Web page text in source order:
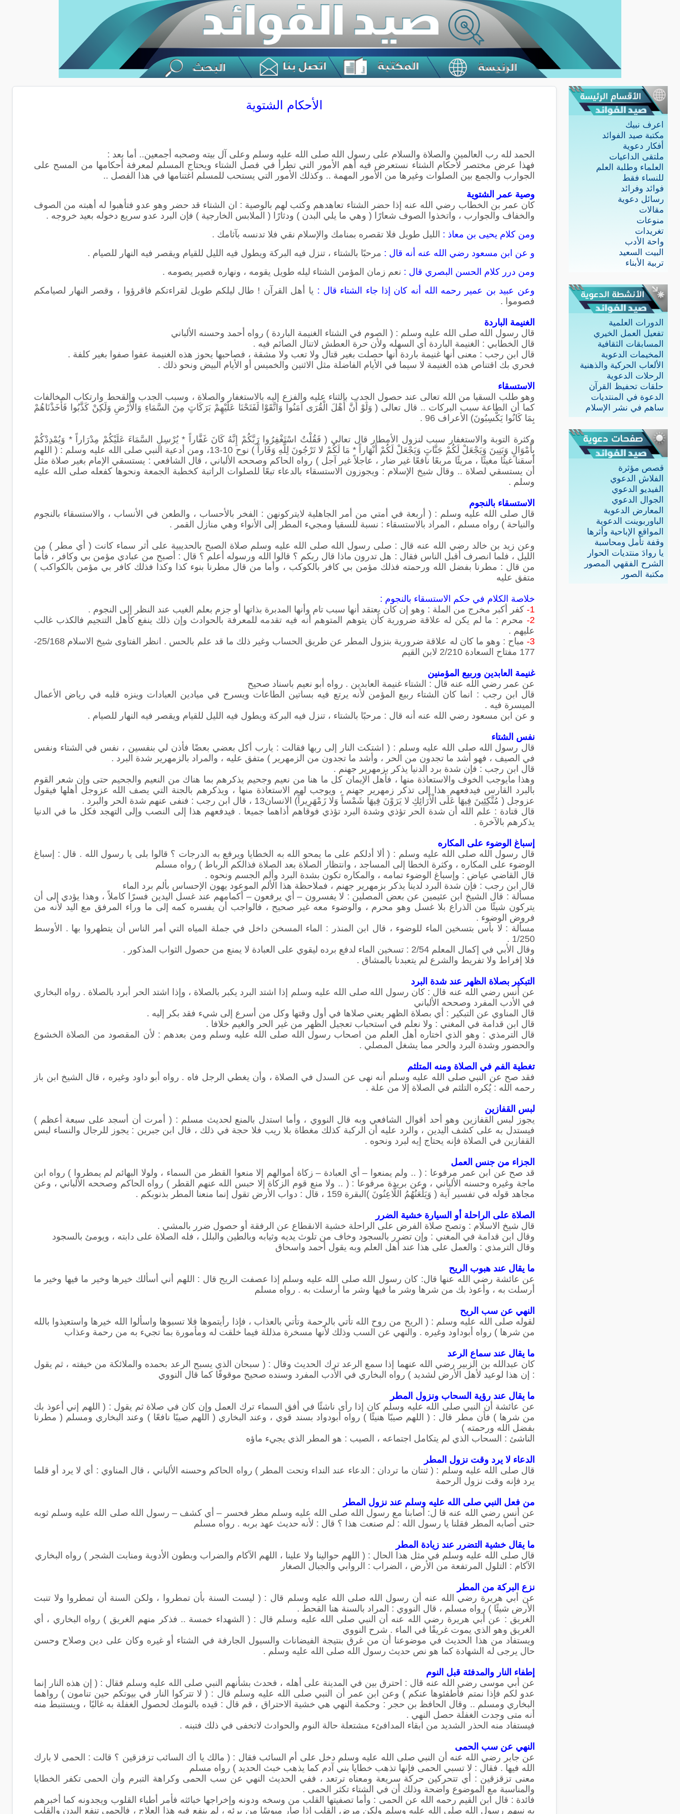
اعرف نبيك
مكتبة صيد الفوائد
أفكار دعوية
ملتقى الداعيات
العلماء وطلبة العلم
للنساء فقط
فوائد وفرائد
رسائل دعوية
مقالات
منوعات
تغريدات
واحة الأدب
البيت السعيد
تربية الأبناء
الدورات العلمية
تفعيل العمل الخيري
المسابقات الثقافية
المخيمات الدعوية
الألعاب الحركية والذهنية
الرحلات الدعوية
حلقات تحفيظ القرآن
الدعوة في المنتديات
ساهم في نشر الإسلام
قصص مؤثرة
الفلاش الدعوي
الفيديو الدعوي
الجوال الدعوي
المعارض الدعوية
الباوربوينت الدعوية
المواقع الإباحية وأثرها
وقفة تأمل ومحاسبة
يا روادَ منتديات الحوار
الشرح الفقهي المصور
مكتبة الصور
الأحكام الشتوية
الحمد لله رب العالمين والصلاة والسلام على رسول الله صلى الله عليه وسلم وعلى آل بيته وصحبه أجمعين.. أما بعد :
فهذا عرض مختصر لأحكام الشتاء نستعرض فيه أهم الأمور التي تطرأ في فصل الشتاء ويحتاج المسلم لمعرفة أحكامها من المسح على
الجوارب والجمع بين الصلوات وغيرها من الأمور المهمة .. وكذلك الأمور التي يستحب للمسلم اغتنامها في هذا الفصل ..
وصية عمر الشتوية
كان عمر بن الخطاب رضي الله عنه إذا حضر الشتاء تعاهدهم وكتب لهم بالوصية : ان الشتاء قد حضر وهو عدو فتأهبوا له أهبته من الصوف
والخفاف والجوارب ، واتخذوا الصوف شعارًا ( وهي ما يلي البدن ) ودثارًا ( الملابس الخارجية ) فإن البرد عدو سريع دخوله بعيد خروجه .
ومن كلام يحيى بن معاذ : الليل طويل فلا تقصره بمنامك والإسلام نقي فلا تدنسه بآثامك .
و عن ابن مسعود رضي الله عنه أنه قال : مرحبًا بالشتاء ، تنزل فيه البركة ويطول فيه الليل للقيام ويقصر فيه النهار للصيام .
ومن درر كلام الحسن البصري قال : نعم زمان المؤمن الشتاء ليله طويل يقومه ، ونهاره قصير يصومه .
وعن عبيد بن عمير رحمه الله أنه كان إذا جاء الشتاء قال : يا أهل القرآن ! طال ليلكم طويل لقراءتكم فاقرؤوا ، وقصر النهار لصيامكم
فصوموا .
الغنيمة الباردة
قال رسول الله صلى الله عليه وسلم : ( الصوم في الشتاء الغنيمة الباردة ) رواه أحمد وحسنه الألباني
قال الخطابي : الغنيمة الباردة أي السهله ولأن حرة العطش لاتنال الصائم فيه .
قال ابن رجب : معنى أنها غنيمة باردة أنها حصلت بغير قتال ولا تعب ولا مشقة ، فصاحبها يحوز هذه الغنيمة عفوا صفوا بغير كلفة .
فحري بك اقتناص هذه الغنيمة لا سيما في الأيام الفاضلة مثل الاثنين والخميس أو الأيام البيض ونحو ذلك .
الاستسقاء
وهو طلب السقيا من الله تعالى عند حصول الجدب بالثناء عليه والفزع إليه بالاستغفار والصلاة ، وسبب الجدب والقحط وارتكاب المخالفات
كما أن الطاعة سبب البركات .. قال تعالى ( وَلَوْ أَنَّ أَهْلَ الْقُرَى آمَنُوا وَاتَّقَوْا لَفَتَحْنَا عَلَيْهِمْ بَرَكَاتٍ مِنَ السَّمَاءِ وَالْأَرْضِ وَلَكِنْ كَذَّبُوا فَأَخَذْنَاهُمْ
بِمَا كَانُوا يَكْسِبُونَ) الأعراف 96 .
وكثرة التوبة والاستغفار سبب لنزول الأمطار قال تعالى ( فَقُلْتُ اسْتَغْفِرُوا رَبَّكُمْ إِنَّهُ كَانَ غَفَّاراً * يُرْسِلِ السَّمَاءَ عَلَيْكُمْ مِدْرَاراً * وَيُمْدِدْكُمْ
بِأَمْوَالٍ وَبَنِينَ وَيَجْعَلْ لَكُمْ جَنَّاتٍ وَيَجْعَلْ لَكُمْ أَنْهَاراً * مَا لَكُمْ لا تَرْجُونَ لِلَّهِ وَقَاراً ) نوح 10-13، ومن أدعية النبي صلى الله عليه وسلم : ( اللهم
أسقنا غيثُا مغيثًا ، مريئًا مربعًا نافعًا غير ضار ، عاجلاً غير آجل ) رواه الحاكم وصححه الألباني ، قال الشافعي : يستسقي الإمام بغير صلاة مثل
أن يستسقي لصلاة .. وقال شيخ الإسلام : ويجوزون الاستسقاء بالدعاء تبعًا للصلوات الراتبة كخطبة الجمعة ونحوها كفعله صلى الله عليه
وسلم .
الاستسقاء بالنجوم
قال صلى الله عليه وسلم : ( أربعة في أمتي من أمر الجاهلية لايتركونهن : الفخر بالأحساب ، والطعن في الأنساب ، والاستسقاء بالنجوم
والنياحة ) رواه مسلم ، المراد بالاستسقاء : نسبة للسقيا ومجيء المطر إلى الأنواء وهي منازل القمر .
وعن زيد بن خالد رضي الله عنه قال : صلى رسول الله صلى الله عليه وسلم صلاة الصبح بالحديبية على أثر سماء كانت ( أي مطر ) من
الليل ، فلما انصرف أقبل الناس فقال : هل تدرون ماذا قال ربكم ؟ قالوا الله ورسوله أعلم ؟ قال : أصبح من عبادي مؤمن بي وكافر ، فأما
من قال : مطرنا بفضل الله ورحمته فذلك مؤمن بي كافر بالكوكب ، وأما من قال مطرنا بنوء كذا وكذا فذلك كافر بي مؤمن بالكواكب )
متفق عليه
خلاصة الكلام في حكم الاستسقاء بالنجوم :
1- كفر أكبر مخرج من الملة : وهو إن كان يعتقد أنها سبب تام وأنها المدبرة بذاتها أو جزم بعلم الغيب عند النظر إلى النجوم .
2-
محرم : ما لم يكن له علاقة ضرورية كأن يتوهم المتوهم أنه فيه تقدمه للمعرفة بالحوادث وإن ذلك ينفع كأهل التنجيم فالكذب غالب
عليهم .
3-
مباح : وهو ما كان له علاقة ضرورية بنزول المطر عن طريق الحساب وغير ذلك ما قد علم بالحس . انظر الفتاوى شيخ الاسلام 25/168-
177 مفتاح السعادة 2/210 لابن القيم
غنيمة العابدين وربيع المؤمنين
عن عمر رضي الله عنه قال : الشتاء غنيمة العابدين . رواه أبو نعيم باسناد صحيح
قال ابن رجب : انما كان الشتاء ربيع المؤمن لأنه يرتع فيه بساتين الطاعات ويسرح في ميادين العبادات وينزه قلبه في رياض الأعمال
الميسرة فيه .
و عن ابن مسعود رضي الله عنه أنه قال : مرحبًا بالشتاء ، تنزل فيه البركة ويطول فيه الليل للقيام ويقصر فيه النهار للصيام .
نفس الشتاء
قال رسول الله صلى الله عليه وسلم : ( اشتكت النار إلى ربها فقالت : يارب أكل بعضي بعضًا فأذن لي بنفسين ، نفس في الشتاء ونفس
في الصيف ، فهو أشد ما تجدون من الحر ، وأشد ما تجدون من الزمهرير ) متفق عليه ، والمراد بالزمهرير شدة البرد .
قال ابن رجب : فإن شدة برد الدنيا يذكر بزمهرير جهنم .
وهذا مايوجب الخوف والاستعاذة منها ، فأهل الإيمان كل ما هنا من نعيم وجحيم يذكرهم بما هناك من النعيم والجحيم حتى وإن شعر القوم
بالبرد القارس فيدفعهم هذا إلى تذكر زمهرير جهنم ، ويوجب لهم الاستعاذة منها ، ويذكرهم بالجنة التي يصف الله عزوجل أهلها فيقول
عزوجل ( مُتَّكِئِينَ فِيهَا عَلَى الْأَرَائِكِ لا يَرَوْنَ فِيهَا شَمْساً وَلا زَمْهَرِيراً) الانسان13 ، قال ابن رجب : فنفى عنهم شدة الحر والبرد .
قال قتادة : علم الله أن شدة الحر تؤذي وشدة البرد تؤذي فوقاهم أذاهما جميعا . فيدفعهم هذا إلى النصب وإلى التهجد فكل ما في الدنيا
يذكرهم بالآخرة .
إسباغ الوضوء على المكاره
قال رسول الله صلى الله عليه وسلم : ( ألا أدلكم على ما يمحو الله به الخطايا ويرفع به الدرجات ؟ قالوا بلى يا رسول الله . قال : إسباغ
الوضوء على المكاره ، وكثرة الخطا إلى المساجد ، وانتظار الصلاة بعد الصلاة فذالكم الرباط ) رواه مسلم
قال القاضي عياض : وإسباغ الوضوء تمامه ، والمكاره تكون بشدة البرد وألم الجسم ونحوه .
قال ابن رجب : فإن شدة البرد لدينا يذكر بزمهرير جهنم ، فملاحظة هذا الألم الموعود يهون الإحساس بألم برد الماء
مسألة : قال الشيخ ابن عثيمين عن بعض المصلين : لا يفسرون – أي يرفعون – أكمامهم عند غسل اليدين فسرًا كاملاً ، وهذا يؤدي إلى أن
يتركون شيئًا من الذراع بلا غسل وهو محرم ، والوضوء معه غير صحيح ، فالواجب أن يفسره كمه إلى ما وراء المرفق مع اليد لأنه من
فروض الوضوء .
مسألة : لا بأس بتسخين الماء للوضوء ، قال ابن المنذر : الماء المسخن داخل في جملة المياه التي أمر الناس أن يتطهروا بها . الأوسط
1/250 .
وقال الأبي في إكمال المعلم 2/54 : تسخين الماء لدفع برده ليقوي على العبادة لا يمنع من حصول الثواب المذكور .
فلا إفراط ولا تفريط والشرع لم يتعبدنا بالمشاق .
التبكير بصلاة الظهر عند شدة البرد
عن أنس رضي الله عنه قال : كان رسول الله صلى الله عليه وسلم إذا اشتد البرد يكبر بالصلاة ، وإذا اشتد الحر أبرد بالصلاة . رواه البخاري
في الأدب المفرد وصححه الألباني
قال المناوي عن التبكير : أي بصلاة الظهر يعني صلاها في أول وقتها وكل من أسرع إلى شيء فقد بكر إليه .
قال ابن قدامة في المغني : ولا نعلم في استحباب تعجيل الظهر من غير الحر والغيم خلافا .
قال الترمذي : وهو الذي اختاره أهل العلم من اصحاب رسول الله صلى الله عليه وسلم ومن بعدهم : لأن المقصود من الصلاة الخشوع
والحضور وشدة البرد والحر مما يشغل المصلي .
تغطية الفم في الصلاة ومنه المتلثم
فقد صح عن النبي صلى الله عليه وسلم أنه نهى عن السدل في الصلاة ، وأن يغطي الرجل فاه . رواه أبو داود وغيره ، قال الشيخ ابن باز
رحمه الله : يُكره التلثم في الصلاة إلا من علة .
لبس القفازين
يجوز لبس القفازين وهو أحد أقوال الشافعي وبه قال النووي ، وأما استدل بالمنع لحديث مسلم : ( أمرت أن أسجد على سبعة أعظم )
فيستدل به على كشف اليدين ، والرد عليه أن الركبة كذلك مغطاة بلا ريب فلا حجة في ذلك ، قال ابن جبرين : يجوز للرجال والنساء لبس
القفازين في الصلاة فإنه يحتاج إيه لبرد ونحوه .
الجزاء من جنس العمل
قد صح عن ابن عمر مرفوعا : ( .. ولم يمنعوا – أي العبادة – زكاة أموالهم إلا منعوا القطر من السماء ، ولولا البهائم لم يمطروا ) رواه ابن
ماجة وغيره وحسنه الألباني ، وعن بريدة مرفوعا : ( .. ولا منع قوم الزكاة إلا حبس الله عنهم القطر ) رواه الحاكم وصححه الألباني ، وعن
مجاهد قوله في تفسير آية ( وَيَلْعَنُهُمُ اللَّاعِنُونَ )البقرة 159 ، قال : دواب الأرض تقول إنما منعنا المطر بذنوبكم .
الصلاة على الراحلة أو السيارة خشية الضرر
قال شيخ الاسلام : وتصح صلاة الفرض على الراحلة خشية الانقطاع عن الرفقة أو حصول ضرر بالمشي .
وقال ابن قدامة في المغني : وإن تضرر بالسجود وخاف من تلوث يديه وثيابه وبالطين والبلل ، فله الصلاة على دابته ، ويومئ بالسجود
وقال الترمذي : والعمل على هذا عند أهل العلم وبه يقول أحمد واسحاق
ما يقال عند هبوب الريح
عن عائشة رضي الله عنها قال: كان رسول الله صلى الله عليه وسلم إذا عصفت الريح قال : اللهم أني أسألك خيرها وخير ما فيها وخير ما
أرسلت به ، وأعوذ بك من شرها وشر ما فيها وشر ما أرسلت به . رواه مسلم
النهي عن سب الريح
لقوله صلى الله عليه وسلم : ( الريح من روح الله تأتي بالرحمة وتأتي بالعذاب ، فإذا رأيتموها فلا تسبوها واسألوا الله خيرها واستعيذوا بالله
من شرها ) رواه أبوداود وغيره . والنهي عن السب وذلك لأنها مسخرة مذللة فيما خلقت له ومأمورة بما تجيء به من رحمة وعذاب
ما يقال عند سماع الرعد
كان عبدالله بن الزبير رضي الله عنهما إذا سمع الرعد ترك الحديث وقال : ( سبحان الذي يسبح الرعد بحمده والملائكة من خيفته ، ثم يقول
: إن هذا لوعيد لأهل الأرض لشديد ) رواه البخاري في الأدب المفرد وسنده صحيح موقوفًا كما قال النووي
ما يقال عند رؤية السحاب ونزول المطر
عن عائشة أن النبي صلى الله عليه وسلم كان إذا رأى ناشئًا في أفق السماء ترك العمل وإن كان في صلاة ثم يقول : ( اللهم إني أعوذ بك
من شرها ) فأن مطر قال : ( اللهم صيبًا هنيئًا ) رواه أبودواد بسند قوي ، وعند البخاري ( اللهم صيبًا نافعًا ) وعند البخاري ومسلم ( مطرنا
بفضل الله ورحمته )
الناشئ : السحاب الذي لم يتكامل اجتماعه ، الصيب : هو المطر الذي يجيء ماؤه
الدعاء لا يرد وقت نزول المطر
قال صلى الله عليه وسلم : ( ثنتان ما تردان : الدعاء عند النداء وتحت المطر ) رواه الحاكم وحسنه الألباني ، قال المناوي : أي لا يرد أو قلما
يرد فإنه وقت نزول الرحمة
من فعل النبي صلى الله عليه وسلم عند نزول المطر
عن أنس رضي الله عنه قا ل: أصابنا مع رسول الله صلى الله عليه وسلم مطر فحسر – أي كشف – رسول الله صلى الله عليه وسلم ثوبه
حتى أصابه المطر فقلنا يا رسول الله : لم صنعت هذا ؟ قال : لأنه حديث عهد بربه . رواه مسلم
ما يقال خشية التضرر عند زيادة المطر
قال صلى الله عليه وسلم في مثل هذا الحال : ( اللهم حوالينا ولا علينا ، اللهم الآكام والضراب وبطون الأدوية ومنابت الشجر ) رواه البخاري
الآكام : التلول المرتفعة من الأرض ، الضراب : الروابي والجبال الصغار
نزع البركة من المطر
عن أبي هريرة رضي الله عنه أن رسول الله صلى الله عليه وسلم قال : ( ليست السنة بأن تمطروا ، ولكن السنة أن تمطروا ولا تنبت
الأرض شيئًا ) رواه مسلم ، قال النووي : المراد بالسنة هنا القحط .
الغريق : عن أبي هريرة رضي الله عنه أن النبي صلى الله عليه وسلم قال : ( الشهداء خمسة .. فذكر منهم الغريق ) رواه البخاري ، أي
الغريق وهو الذي يموت غريقًا في الماء . شرح النووي
ويستفاد من هذا الحديث في موضوعنا أن من غرق بنتيجة الفيضانات والسيول الجارفة في الشتاء أو غيره وكان على دين وصلاح وحسن
حال يرجى له الشهادة كما هو نص حديث رسول الله صلى الله عليه وسلم .
إطفاء النار والمدفئة قبل النوم
عن أبي موسى رضي الله عنه قال : احترق بين في المدينة على أهله ، فحدث بشأنهم النبي صلى الله عليه وسلم فقال : ( إن هذه النار إنما
عدو لكم فإذا نمتم فأطفئوها عنكم ) وعن ابن عمر أن النبي صلى الله عليه وسلم قال : ( لا تتركوا النار في بيوتكم حين تنامون ) رواهما
البخاري ومسلم .. وقال الحافظ بن حجر : وحكمة النهي هي خشية الاحتراق ، قم قال : قيده بالنومك لحصول الغفلة به غالبًا ، ويستنبط منه
أنه متى وجدت الغفلة حصل النهي .
فيستفاد منه الحذر الشديد من ابقاء المدافئء مشتعلة حالة النوم والحوادث لاتخفى في ذلك فتبنه .
النهي عن سب الحمى
عن جابر رضي الله عنه أن النبي صلى الله عليه وسلم دخل على أم السائب فقال : ( مالك يا أك السائب تزفزقين ؟ قالت : الحمى لا بارك
الله فيها . فقال : لا تسبي الحمى فإنها تذهب خطايا بني آدم كما يذهب خبث الحديد ) رواه مسلم
معنى تزقزقين : أي تتحركين حركة سريعة ومعناه ترتعد ، ففي الحديث النهي عن سب الحمى وكراهة التبرم وأن الحمى تكفر الخطايا
والمناسبة مع الموضوع واضحة وذلك أن في الشتاء تكثر الحمى .
فائدة : قال ابن القيم رحمه الله عن الحمى : وأما تصفيتها القلب من وسخه ودونه وإخراجها خبائثه فأمر أطباء القلوب ويجدونه كما أخبرهم
به نبيهم رسول الله صلى الله عليه وسلم ولكن مرض القلب إذا صار ميوسًا من برئه ، لم ينفع فيه هذا العلاج ، فالحمى تنفع البدن والقلب